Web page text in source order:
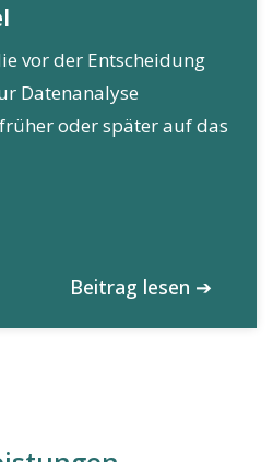
vor der Entscheidung
Datenanalyse
oder später auf das
Beitrag lesen ➔